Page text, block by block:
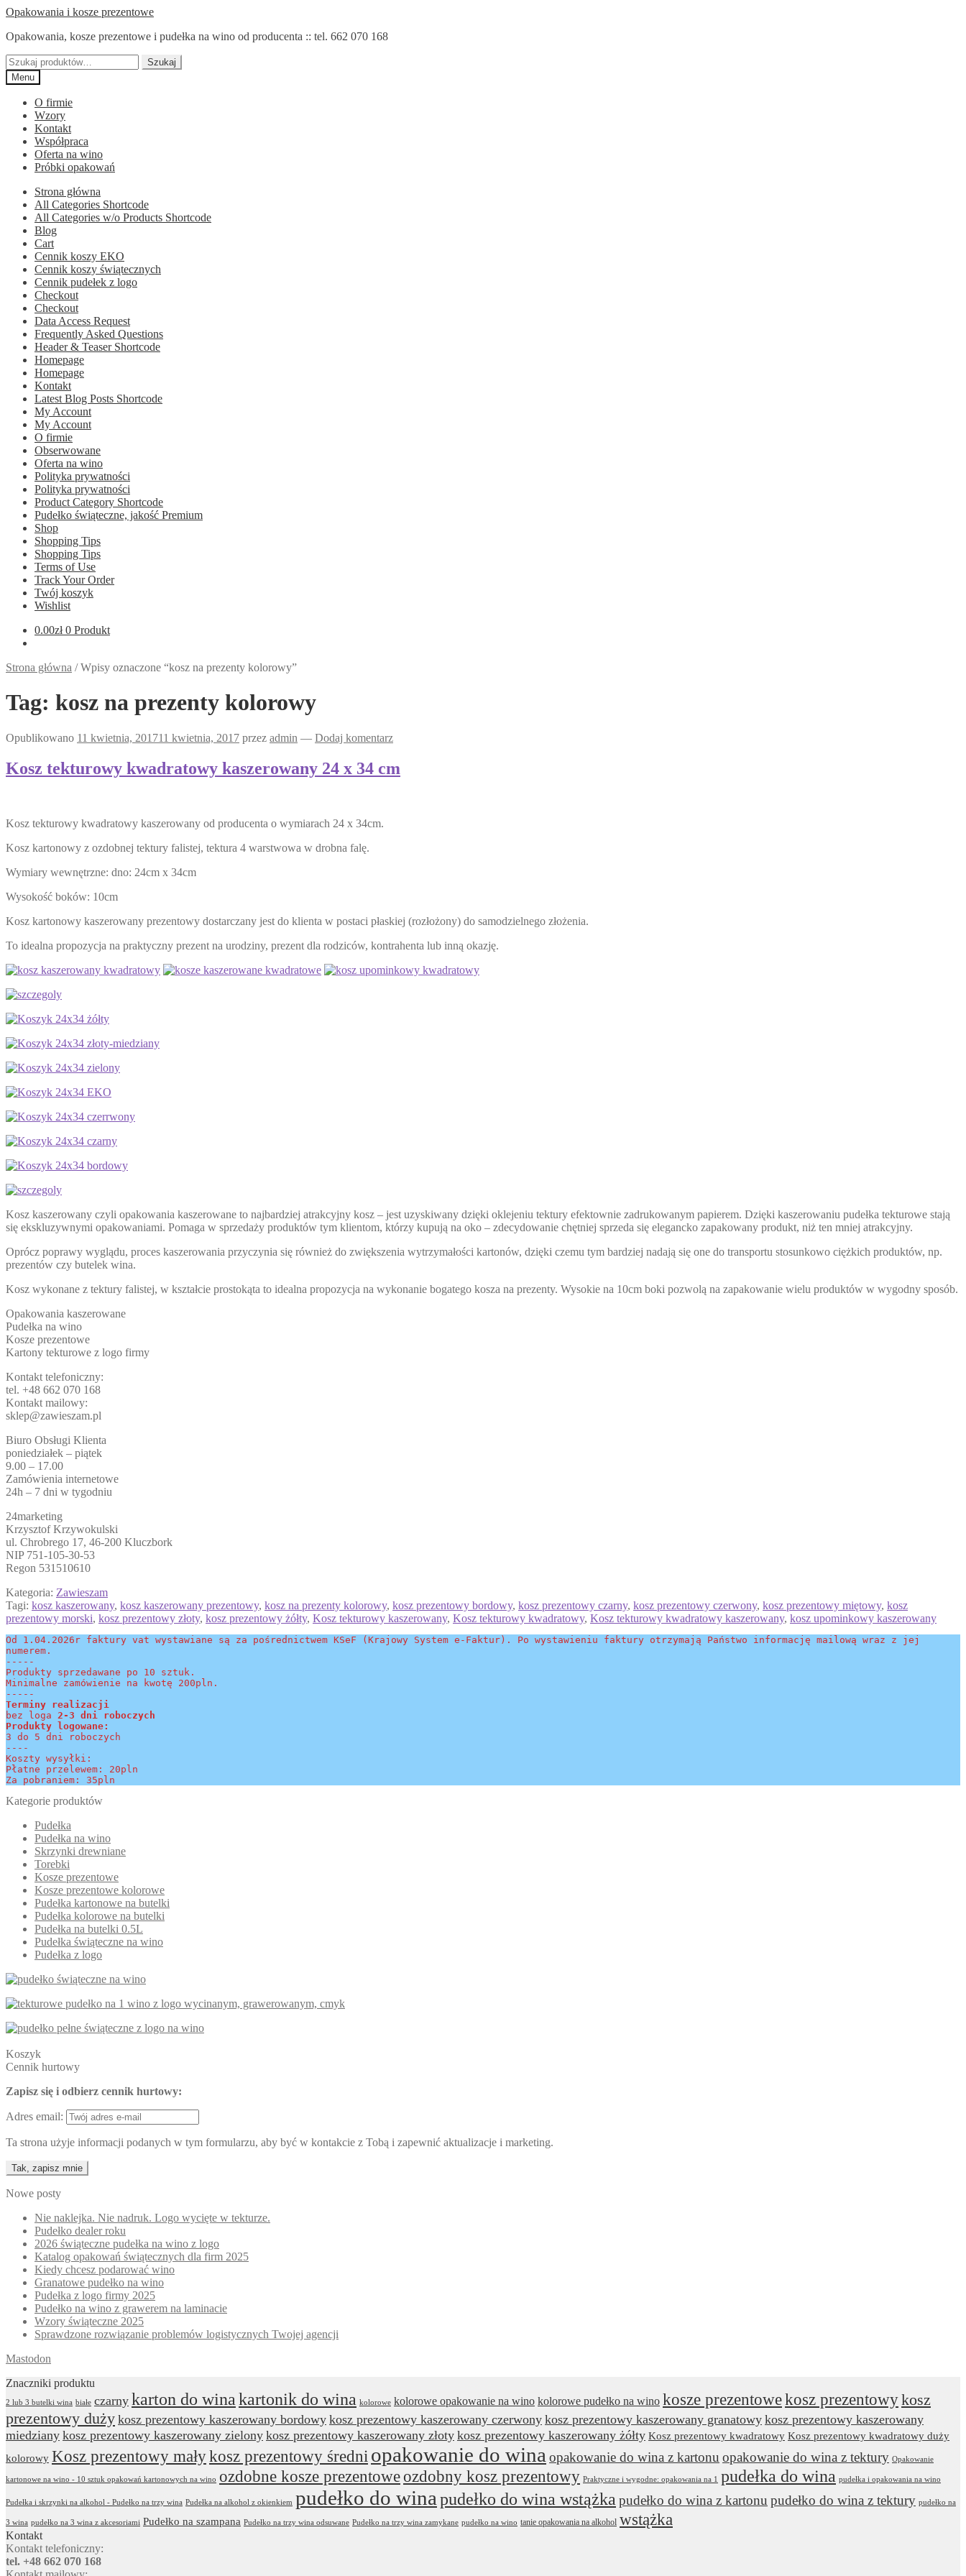
Przejdź
nawigacji
Przejdź
treści
Opakowania i kosze prezentowe
Opakowania, kosze prezentowe i pudełka na wino od producenta :: tel. 662 070 168
Szukaj:
Szukaj
Menu
O firmie
Wzory
Kontakt
Współpraca
Oferta na wino
Próbki opakowań
Strona główna
All Categories Shortcode
All Categories w/o Products Shortcode
Blog
Cart
Cennik koszy EKO
Cennik koszy świątecznych
Cennik pudełek z logo
Checkout
Checkout
Data Access Request
Frequently Asked Questions
Header & Teaser Shortcode
Homepage
Homepage
Kontakt
Latest Blog Posts Shortcode
My Account
My Account
O firmie
Obserwowane
Oferta na wino
Polityka prywatności
Polityka prywatności
Product Category Shortcode
Pudełko świąteczne, jakość Premium
Shop
Shopping Tips
Shopping Tips
Terms of Use
Track Your Order
Twój koszyk
Wishlist
0.00zł 0 Produkt
Strona główna /Wpisy oznaczone “kosz na prezenty kolorowy”
Tag: kosz na prezenty kolorowy
Opublikowano 11 kwietnia, 201711 kwietnia, 2017 przez admin — Dodaj komentarz
Kosz tekturowy kwadratowy kaszerowany 24 x 34 cm
Kosz tekturowy kwadratowy kaszerowany od producenta o wymiarach 24 x 34cm.
Kosz kartonowy z ozdobnej tektury falistej, tektura 4 warstwowa w drobna falę.
Wymiary wewnętrzne: dno: 24cm x 34cm
Wysokość boków: 10cm
Kosz kartonowy kaszerowany prezentowy dostarczany jest do klienta w postaci płaskiej (rozłożony) do samodzielnego złożenia.
To idealna propozycja na praktyczny prezent na urodziny, prezent dla rodziców, kontrahenta lub inną okazję.
Kosz kaszerowany czyli opakowania kaszerowane to najbardziej atrakcyjny kosz – jest uzyskiwany dzięki oklejeniu tektury efektownie zadrukowanym papierem. Dzięki kaszerowaniu pudełka tekturowe stają
się ekskluzywnymi opakowaniami. Pomaga w sprzedaży produktów tym klientom, którzy kupują na oko – zdecydowanie chętniej sprzeda się elegancko zapakowany produkt, niż ten mniej atrakcyjny.
Oprócz poprawy wyglądu, proces kaszerowania przyczynia się również do zwiększenia wytrzymałości kartonów, dzięki czemu tym bardziej nadają się one do transportu stosunkowo ciężkich produktów, np.
prezentów czy butelek wina.
Kosz wykonane z tektury falistej, w kształcie prostokąta to idealna propozycja na wykonanie bogatego kosza na prezenty. Wysokie na 10cm boki pozwolą na zapakowanie wielu produktów w wygodny sposób.
Opakowania kaszerowane
Pudełka na wino
Kosze prezentowe
Kartony tekturowe z logo firmy
Kontakt telefoniczny:
tel. +48 662 070 168
Kontakt mailowy:
sklep@zawieszam.pl
Biuro Obsługi Klienta
poniedziałek – piątek
9.00 – 17.00
Zamówienia internetowe
24h – 7 dni w tygodniu
24marketing
Krzysztof Krzywokulski
ul. Chrobrego 17, 46-200 Kluczbork
NIP 751-105-30-53
Regon 531510610
Kategoria: Zawieszam
Tagi: kosz kaszerowany, kosz kaszerowany prezentowy, kosz na prezenty kolorowy, kosz prezentowy bordowy, kosz prezentowy czarny, kosz prezentowy czerwony, kosz prezentowy miętowy, kosz
prezentowy morski, kosz prezentowy złoty, kosz prezentowy żółty, Kosz tekturowy kaszerowany, Kosz tekturowy kwadratowy, Kosz tekturowy kwadratowy kaszerowany, kosz upominkowy kaszerowany
Od 1.04.2026r faktury vat wystawiane są za pośrednictwem KSeF (Krajowy System e-Faktur). Po wystawieniu faktury otrzymają Państwo informację mailową wraz z jej
numerem.
-----
Produkty sprzedawane po 10 sztuk.
Minimalne zamówienie na kwotę 200pln.
-----
Terminy realizacji
bez loga 2-3 dni roboczych
Produkty logowane:
3 do 5 dni roboczych
----
Koszty wysyłki:
Płatne przelewem: 20pln
Za pobraniem: 35pln
Kategorie produktów
Pudełka
Pudełka na wino
Skrzynki drewniane
Torebki
Kosze prezentowe
Kosze prezentowe kolorowe
Pudełka kartonowe na butelki
Pudełka kolorowe na butelki
Pudełka na butelki 0.5L
Pudełka świąteczne na wino
Pudełka z logo
Koszyk
Cennik hurtowy
Zapisz się i odbierz cennik hurtowy:
Adres email:
Ta strona użyje informacji podanych w tym formularzu, aby być w kontakcie z Tobą i zapewnić aktualizacje i marketing.
Nowe posty
Nie naklejka. Nie nadruk. Logo wycięte w tekturze.
Pudełko dealer roku
2026 świąteczne pudełka na wino z logo
Katalog opakowań świątecznych dla firm 2025
Kiedy chcesz podarować wino
Granatowe pudełko na wino
Pudełka z logo firmy 2025
Pudełko na wino z grawerem na laminacie
Wzory świąteczne 2025
Sprawdzone rozwiązanie problemów logistycznych Twojej agencji
Mastodon
Znaczniki produktu
2 lub 3 butelki wina białe czarny karton do wina kartonik do wina kolorowe kolorowe opakowanie na wino kolorowe pudełko na wino kosze prezentowekosz prezentowykosz
prezentowy duży kosz prezentowy kaszerowany bordowy kosz prezentowy kaszerowany czerwony kosz prezentowy kaszerowany granatowy kosz prezentowy kaszerowany
miedziany kosz prezentowy kaszerowany zielony kosz prezentowy kaszerowany złoty kosz prezentowy kaszerowany żółty Kosz prezentowy kwadratowy Kosz prezentowy kwadratowy duży
kolorowy Kosz prezentowy małykosz prezentowy średni opakowanie do wina opakowanie do wina z kartonu opakowanie do wina z tektury Opakowanie
kartonowe na wino - 10 sztuk opakowań kartonowych na wino ozdobne kosze prezentoweozdobny kosz prezentowy Praktyczne i wygodne: opakowania na 1 pudełka do wina pudełka i opakowania na wino
Pudełka i skrzynki na alkohol - Pudełko na trzy wina Pudełka na alkohol z okienkiem pudełko do wina pudełko do wina wstążka pudełko do wina z kartonu pudełko do wina z tektury pudełko na
3 wina pudełko na 3 wina z akcesoriami Pudełko na szampana Pudełko na trzy wina odsuwane Pudełko na trzy wina zamykane pudełko na wino tanie opakowania na alkohol wstążka
Kontakt
Kontakt telefoniczny:
tel. +48 662 070 168